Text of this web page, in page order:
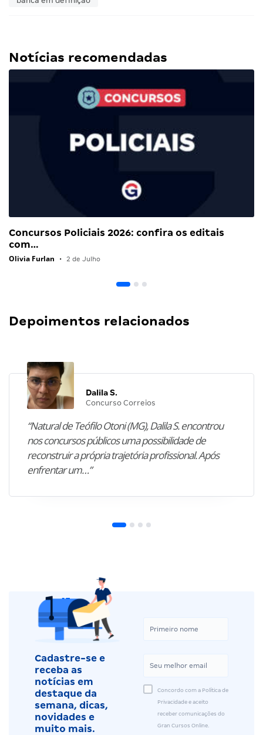
Notícias recomendadas
Concursos Policiais 2026: confira os editais
com…
Olivia Furlan • 2 de Julho
Depoimentos relacionados
Dalila S.
Concurso Correios
“Natural de Teófilo Otoni (MG), Dalila S. encontrou
nos concursos públicos uma possibilidade de
reconstruir a própria trajetória profissional. Após
enfrentar um…”
Cadastre-se e
receba as
notícias em
destaque da
semana, dicas,
novidades e
muito mais.
Concordo com a Política de
Privacidade e aceito
receber comunicações do
Gran Cursos Online.